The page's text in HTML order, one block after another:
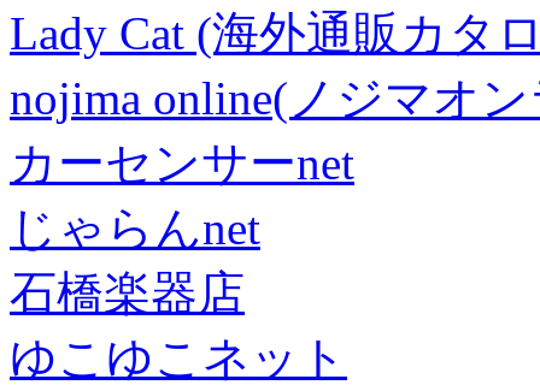
Lady Cat (海外通販カタ
nojima online(ノジマオ
カーセンサーnet
じゃらんnet
石橋楽器店
ゆこゆこネット